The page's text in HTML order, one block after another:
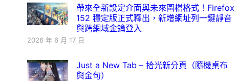
帶來全新設定介面與未來圖檔格式！Firefox
152 穩定版正式釋出，新增網址列一鍵靜音
與跨網域金鑰登入
2026 年 6 月 17 日
Just a New Tab – 拾光新分頁（隨機桌布
與金句）